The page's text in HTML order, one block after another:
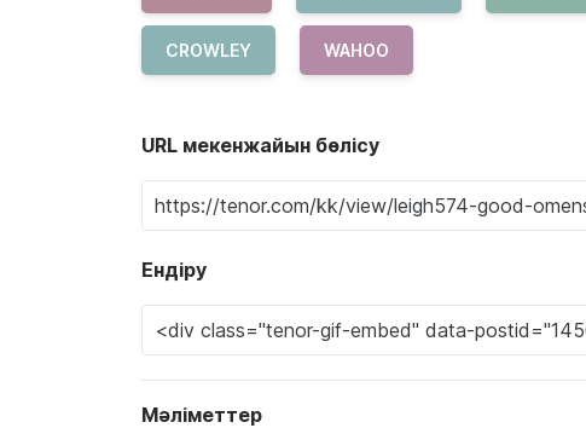
CROWLEY WAHOO
URL мекенжайын бөлісу
Ендіру
Мәліметтер